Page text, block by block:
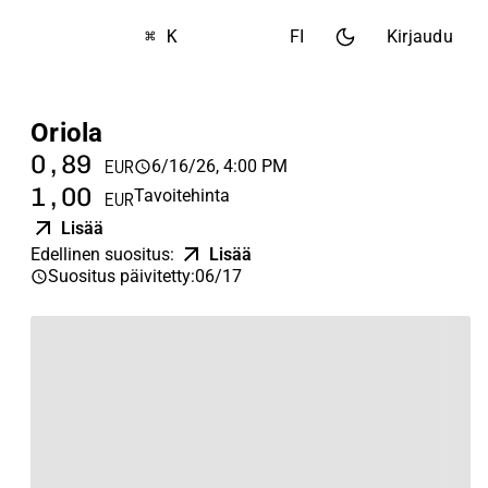
⌘ K FI Kirjaudu
Oriola
0,89 EUR 6/16/26, 4:00 PM
1,00 EURTavoitehinta
Lisää
Edellinen suositus:
Lisää
Suositus päivitetty:06/17